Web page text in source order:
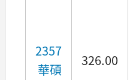
2357
華碩
326.00